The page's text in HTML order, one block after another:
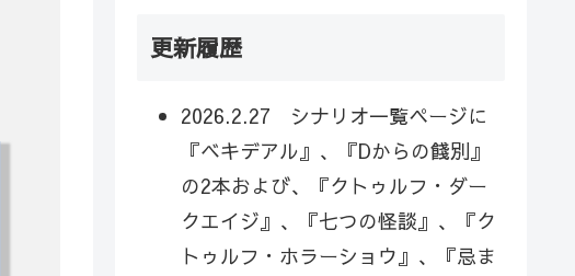
更新履歴
2026.2.27 シナリオ一覧ページに
『ベキデアル』、『Dからの餞別』
の2本および、『クトゥルフ・ダー
クエイジ』、『七つの怪談』、『ク
トゥルフ・ホラーショウ』、『忌ま